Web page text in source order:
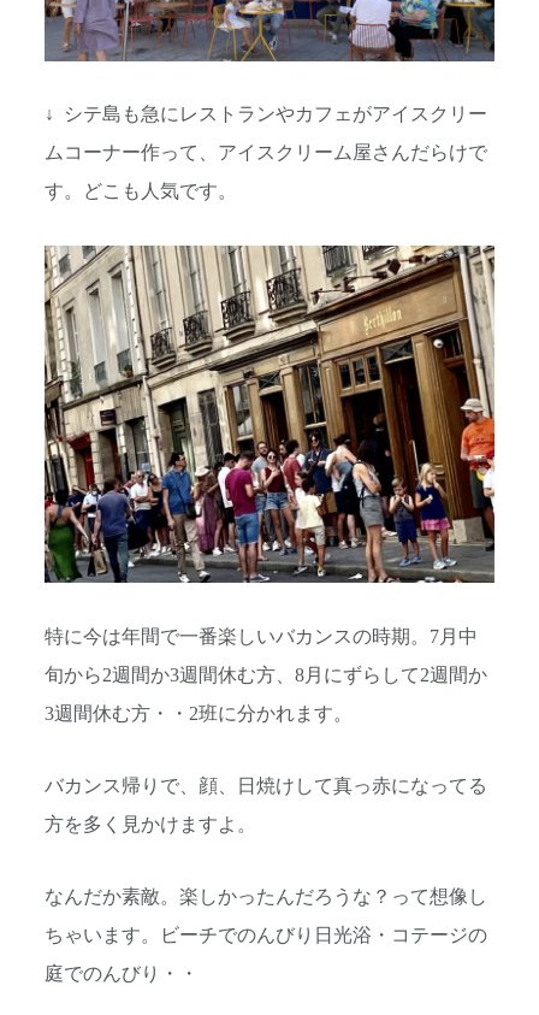
↓ シテ島も急にレストランやカフェがアイスクリー
ムコーナー作って、アイスクリーム屋さんだらけで
す。どこも人気です。
特に今は年間で一番楽しいバカンスの時期。7月中
旬から2週間か3週間休む方、8月にずらして2週間か
3週間休む方・・2班に分かれます。
バカンス帰りで、顔、日焼けして真っ赤になってる
方を多く見かけますよ。
なんだか素敵。楽しかったんだろうな？って想像し
ちゃいます。ビーチでのんびり日光浴・コテージの
庭でのんびり・・